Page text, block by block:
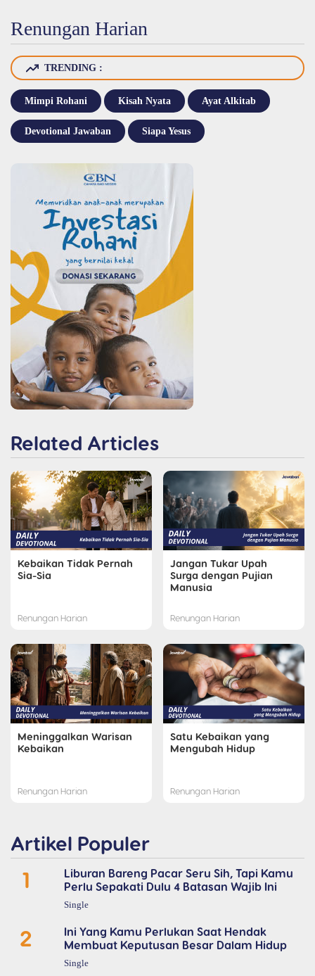
Renungan Harian
TRENDING :
Mimpi Rohani Kisah Nyata Ayat Alkitab
Devotional Jawaban Siapa Yesus
Related Articles
Kebaikan Tidak Pernah
Sia-Sia
Renungan Harian
Jangan Tukar Upah
Surga dengan Pujian
Manusia
Renungan Harian
Meninggalkan Warisan
Kebaikan
Renungan Harian
Satu Kebaikan yang
Mengubah Hidup
Renungan Harian
Artikel Populer
1
Liburan Bareng Pacar Seru Sih, Tapi Kamu
Perlu Sepakati Dulu 4 Batasan Wajib Ini
Single
2
Ini Yang Kamu Perlukan Saat Hendak
Membuat Keputusan Besar Dalam Hidup
Single